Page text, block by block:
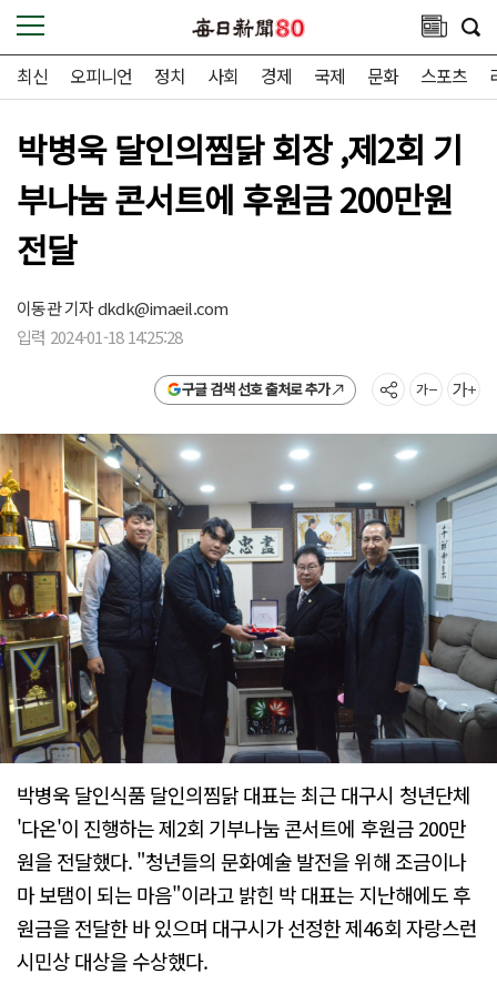
최신 오피니언 정치 사회 경제 국제 문화 스포츠
박병욱 달인의찜닭 회장 ,제2회 기
부나눔 콘서트에 후원금 200만원
전달
이동관 기자dkdk@imaeil.com
입력 2024-01-18 14:25:28
구글 검색 선호 출처로 추가
박병욱 달인식품 달인의찜닭 대표는 최근 대구시 청년단체
'다온'이 진행하는 제2회 기부나눔 콘서트에 후원금 200만
원을 전달했다. "청년들의 문화예술 발전을 위해 조금이나
마 보탬이 되는 마음"이라고 밝힌 박 대표는 지난해에도 후
원금을 전달한 바 있으며 대구시가 선정한 제46회 자랑스런
시민상 대상을 수상했다.